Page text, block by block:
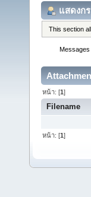
แสดงก
This section
Messages
หน้า: [1]
Filename
หน้า: [1]